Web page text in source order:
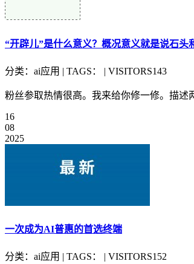
“开辟儿”是什么意义？概况意义就是说石头
分类：ai应用 | TAGS： | VISITORS143
粉丝参取热情很高。我来给你修一修。描
16
08
2025
一次成为AI普惠的首选终端
分类：ai应用 | TAGS： | VISITORS152